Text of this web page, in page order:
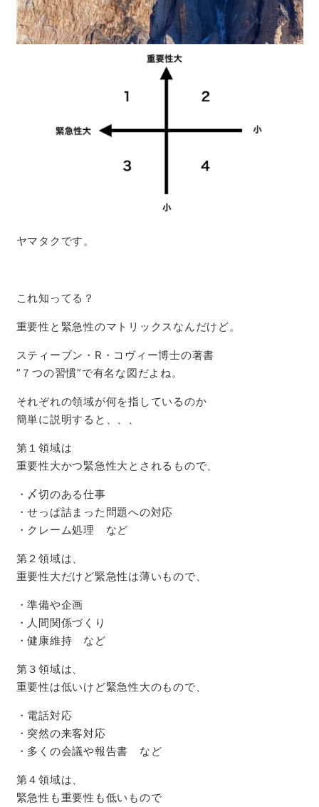
ヤマタクです。
これ知ってる？
重要性と緊急性のマトリックスなんだけど。
スティーブン・R・コヴィー博士の著書
”７つの習慣”で有名な図だよね。
それぞれの領域が何を指しているのか
簡単に説明すると、、、
第１領域は
重要性大かつ緊急性大とされるもので、
・〆切のある仕事
・せっぱ詰まった問題への対応
・クレーム処理 など
第２領域は、
重要性大だけど緊急性は薄いもので、
・準備や企画
・人間関係づくり
・健康維持 など
第３領域は、
重要性は低いけど緊急性大のもので、
・電話対応
・突然の来客対応
・多くの会議や報告書 など
第４領域は、
緊急性も重要性も低いもので